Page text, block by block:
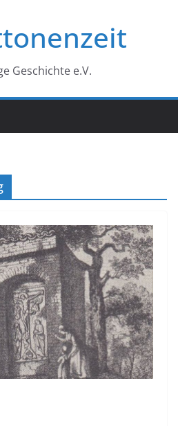
Geschichte e.V.